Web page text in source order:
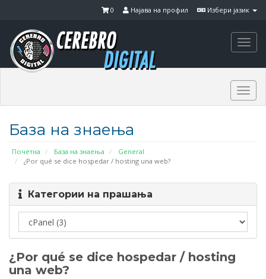
Избери јазик
Најава на профил
0
База на знаења
Почетна База на знаења
General
¿Por qué se dice hospedar / hosting una web?
Категории на прашања
¿Por qué se dice hospedar / hosting
una web?